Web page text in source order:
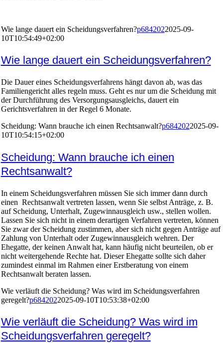
Wie lange dauert ein Scheidungsverfahren?p6842022025-09-
10T10:54:49+02:00
Wie lange dauert ein Scheidungsverfahren?
Die Dauer eines Scheidungsverfahrens hängt davon ab, was das
Familiengericht alles regeln muss. Geht es nur um die Scheidung mit
der Durchführung des Versorgungsausgleichs, dauert ein
Gerichtsverfahren in der Regel 6 Monate.
Scheidung: Wann brauche ich einen Rechtsanwalt?p6842022025-09-
10T10:54:15+02:00
Scheidung: Wann brauche ich einen
Rechtsanwalt?
In einem Scheidungsverfahren müssen Sie sich immer dann durch
einen Rechtsanwalt vertreten lassen, wenn Sie selbst Anträge, z. B.
auf Scheidung, Unterhalt, Zugewinnausgleich usw., stellen wollen.
Lassen Sie sich nicht in einem derartigen Verfahren vertreten, können
Sie zwar der Scheidung zustimmen, aber sich nicht gegen Anträge auf
Zahlung von Unterhalt oder Zugewinnausgleich wehren. Der
Ehegatte, der keinen Anwalt hat, kann häufig nicht beurteilen, ob er
nicht weitergehende Rechte hat. Dieser Ehegatte sollte sich daher
zumindest einmal im Rahmen einer Erstberatung von einem
Rechtsanwalt beraten lassen.
Wie verläuft die Scheidung? Was wird im Scheidungsverfahren
geregelt?p6842022025-09-10T10:53:38+02:00
Wie verläuft die Scheidung? Was wird im
Scheidungsverfahren geregelt?